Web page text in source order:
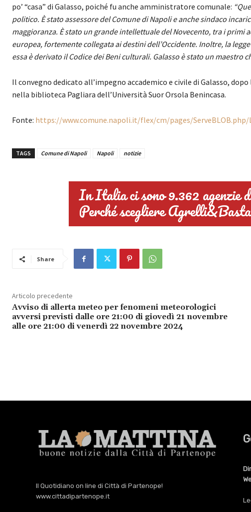
po’ “casa” di Galasso, poiché fu anche amministratore comunale:
politico. È stato assessore del Comune di Napoli e anche sindaco
maggioranza. È stato un grande intellettuale del Novecento, tra i
europea, fortemente collegata ai destini dell’Occidente. Inoltre, la
essa è derivato il Codice dei Beni culturali. Galasso è stato un maestro
Il convegno dedicato all’impegno accademico e civile di Galasso,
nella biblioteca Pagliara dell’Università Suor Orsola Benincasa.
Fonte: https://www.comune.napoli.it/flex/cm/pages/ServeBLOB.php/
TAGS Comune di Napoli Napoli notizie
Share
Articolo precedente
Avviso di allerta meteo per fenomeni meteorologici
avversi previsti dalle ore 21:00 di giovedì 21 novembre
alle ore 21:00 di venerdì 22 novembre 2024
Il Quotidiano on line di Città di Partenope!
www.cittadipartenope.it